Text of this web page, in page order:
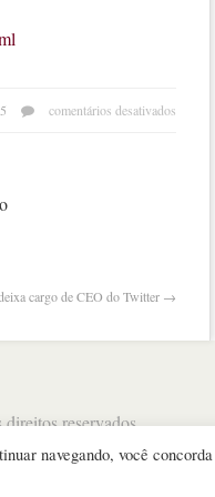
comentários desativados
cargo de CEO do Twitter →
direitos reservados.
byTheme Junkie
navegando, você